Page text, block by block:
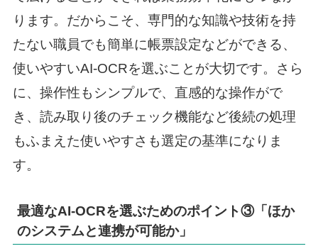
ります。だからこそ、専門的な知識や技術を持
たない職員でも簡単に帳票設定などができる、
使いやすいAI-OCRを選ぶことが大切です。さら
に、操作性もシンプルで、直感的な操作がで
き、読み取り後のチェック機能など後続の処理
もふまえた使いやすさも選定の基準になりま
す。
最適なAI-OCRを選ぶためのポイント③「ほか
のシステムと連携が可能か」